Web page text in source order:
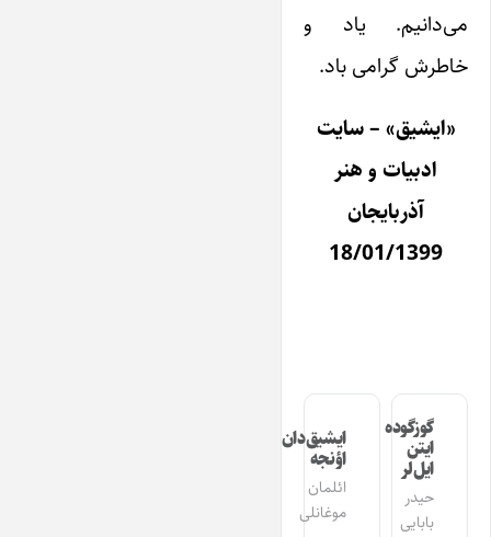
می‌دانیم. یاد و
خاطرش گرامی باد.
«ایشیق» – سایت
ادبیات و هنر
آذربایجان
18/01/1399
گوزگوده
ایتن
ایل‌لر
حیدر
بابایی
ایشیق‌دان
اؤنجه
ائلمان
موغانلی